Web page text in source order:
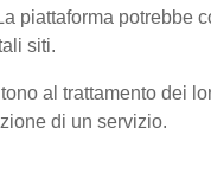
piattaforma potrebbe
siti.
al trattamento dei
di un servizio.